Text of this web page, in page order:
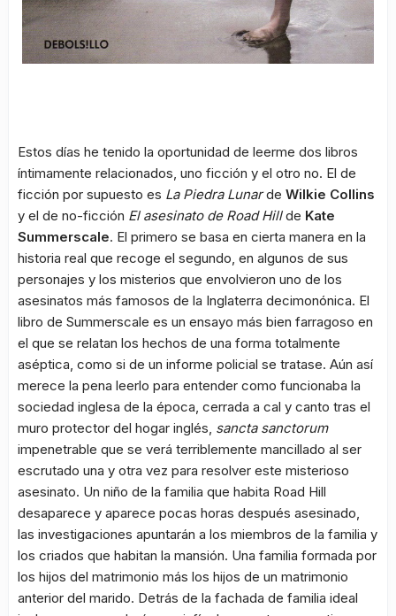
Estos días he tenido la oportunidad de leerme dos libros
íntimamente relacionados, uno ficción y el otro no. El de
ficción por supuesto es La Piedra Lunarde Wilkie Collins
y el de no-ficción El asesinato de Road Hillde Kate
Summerscale. El primero se basa en cierta manera en la
historia real que recoge el segundo, en algunos de sus
personajes y los misterios que envolvieron uno de los
asesinatos más famosos de la Inglaterra decimonónica. El
libro de Summerscale es un ensayo más bien farragoso en
el que se relatan los hechos de una forma totalmente
aséptica, como si de un informe policial se tratase. Aún así
merece la pena leerlo para entender como funcionaba la
sociedad inglesa de la época, cerrada a cal y canto tras el
muro protector del hogar inglés, sancta sanctorum
impenetrable que se verá terriblemente mancillado al ser
escrutado una y otra vez para resolver este misterioso
asesinato. Un niño de la familia que habita Road Hill
desaparece y aparece pocas horas después asesinado,
las investigaciones apuntarán a los miembros de la familia y
los criados que habitan la mansión. Una familia formada por
los hijos del matrimonio más los hijos de un matrimonio
anterior del marido. Detrás de la fachada de familia ideal